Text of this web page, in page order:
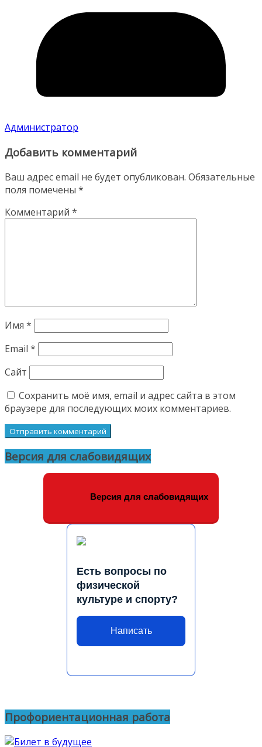
Администратор
Добавить комментарий
Ваш адрес email не будет опубликован. Обязательные
поля помечены *
Комментарий *
Имя *
Email *
Сайт
Сохранить моё имя, email и адрес сайта в этом
браузере для последующих моих комментариев.
Версия для слабовидящих
Версия для слабовидящих
Есть вопросы по
физической
культуре и спорту?
Написать
Профориентационная работа